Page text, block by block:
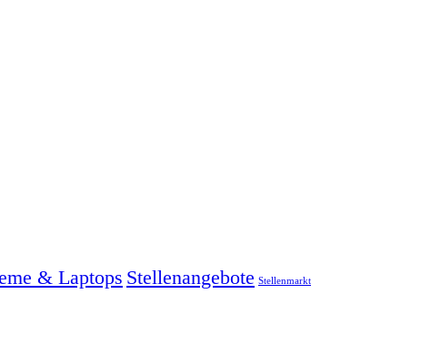
& Laptops Stellenangebote Stellenmarkt